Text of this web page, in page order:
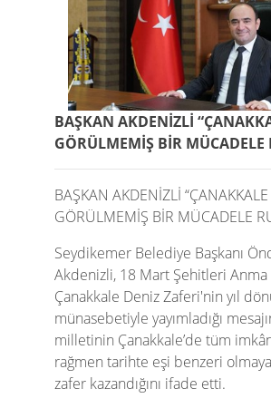
BAŞKAN AKDENİZLİ
GÖRÜLMEMİŞ BİR MÜCADELE
BAŞKAN AKDENİZLİ “ÇANAKKALE
GÖRÜLMEMİŞ BİR MÜCADELE
Seydikemer Belediye Başkanı
Akdenizli, 18 Mart Şehitleri Anma
Çanakkale Deniz Zaferi'nin yıl
münasebetiyle yayımladığı
milletinin Çanakkale’de tüm
rağmen tarihte eşi benzeri
zafer kazandığını ifade etti.